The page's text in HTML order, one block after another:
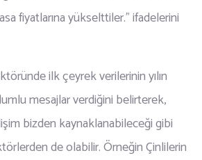
fiyatlarına yükselttiler.” ifadelerini
ilk çeyrek verilerinin yılın
mesajlar verdiğini belirterek,
bizden kaynaklanabileceği gibi
de olabilir. Örneğin Çinlilerin